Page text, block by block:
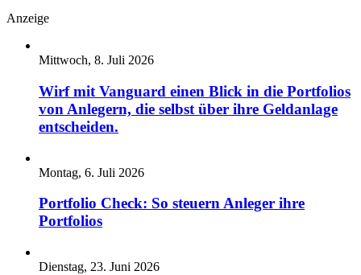
Anzeige
Mittwoch, 8. Juli 2026
Wirf mit Vanguard einen Blick in die Portfolios
von Anlegern, die selbst über ihre Geldanlage
entscheiden.
Montag, 6. Juli 2026
Portfolio Check: So steuern Anleger ihre
Portfolios
Dienstag, 23. Juni 2026